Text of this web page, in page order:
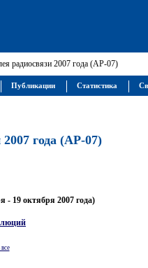
радиосвязи 2007 года (АР-07)
2007 года (АР-07)
19 октября 2007 года)
Публикации Статистика